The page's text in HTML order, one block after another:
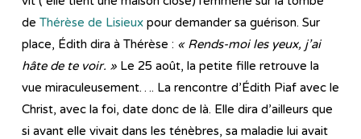
de Thérèse de Lisieux pour demander sa guérison. Sur
place, Édith dira à Thérèse : « Rends-moi les yeux, j’ai
hâte de te voir. » Le 25 août, la petite fille retrouve la
vue miraculeusement…. La rencontre d’Édith Piaf avec le
Christ, avec la foi, date donc de là. Elle dira d’ailleurs que
si avant elle vivait dans les ténèbres, sa maladie lui avait